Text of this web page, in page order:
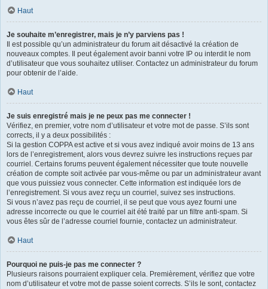
Haut
Je souhaite m’enregistrer, mais je n’y parviens pas !
Il est possible qu’un administrateur du forum ait désactivé la création de
nouveaux comptes. Il peut également avoir banni votre IP ou interdit le nom
d’utilisateur que vous souhaitez utiliser. Contactez un administrateur du forum
pour obtenir de l’aide.
Haut
Je suis enregistré mais je ne peux pas me connecter !
Vérifiez, en premier, votre nom d’utilisateur et votre mot de passe. S’ils sont
corrects, il y a deux possibilités :
Si la gestion COPPA est active et si vous avez indiqué avoir moins de 13 ans
lors de l’enregistrement, alors vous devrez suivre les instructions reçues par
courriel. Certains forums peuvent également nécessiter que toute nouvelle
création de compte soit activée par vous-même ou par un administrateur avant
que vous puissiez vous connecter. Cette information est indiquée lors de
l’enregistrement. Si vous avez reçu un courriel, suivez ses instructions.
Si vous n’avez pas reçu de courriel, il se peut que vous ayez fourni une
adresse incorrecte ou que le courriel ait été traité par un filtre anti-spam. Si
vous êtes sûr de l’adresse courriel fournie, contactez un administrateur.
Haut
Pourquoi ne puis-je pas me connecter ?
Plusieurs raisons pourraient expliquer cela. Premièrement, vérifiez que votre
nom d’utilisateur et votre mot de passe soient corrects. S’ils le sont, contactez